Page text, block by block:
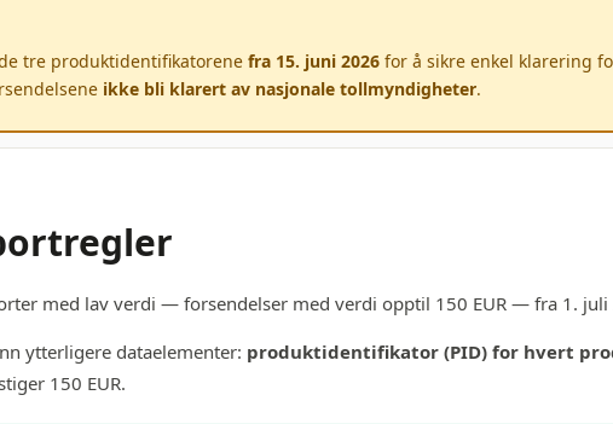
tre produktidentifikatorene fra 15. juni 2026for å sikre enkel klarering
ikke bli klarert av nasjonale tollmyndigheter.
med lav verdi — forsendelser med verdi opptil 150 EUR — fra 1. juli
ytterligere dataelementer: produktidentifikator (PID) for hvert
150 EUR.